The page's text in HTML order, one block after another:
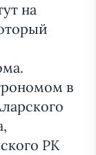
на
в
РК